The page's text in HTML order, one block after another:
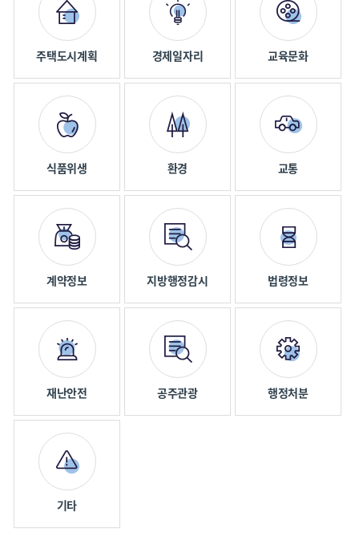
주택도시계획 경제일자리 교육문화
식품위생 환경 교통
계약정보 지방행정감시 법령정보
재난안전 공주관광 행정처분
기타